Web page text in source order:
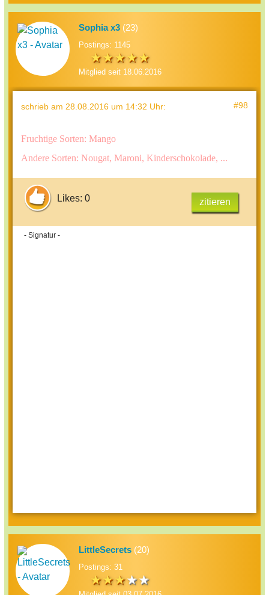
Sophia x3 (23)
Postings: 1145
Mitglied seit 18.06.2016
schrieb am 28.08.2016 um 14:32 Uhr: #98
Fruchtige Sorten: Mango
Andere Sorten: Nougat, Maroni, Kinderschokolade, ...
Likes: 0 zitieren
- Signatur -
LittleSecrets (20)
Postings: 31